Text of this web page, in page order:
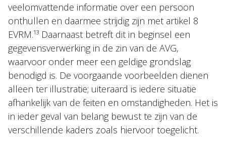
veelomvattende informatie over een persoon
onthullen en daarmee strijdig zijn met artikel 8
EVRM.¹³ Daarnaast betreft dit in beginsel een
gegevensverwerking in de zin van de AVG,
waarvoor onder meer een geldige grondslag
benodigd is. De voorgaande voorbeelden dienen
alleen ter illustratie; uiteraard is iedere situatie
afhankelijk van de feiten en omstandigheden. Het is
in ieder geval van belang bewust te zijn van de
verschillende kaders zoals hiervoor toegelicht.